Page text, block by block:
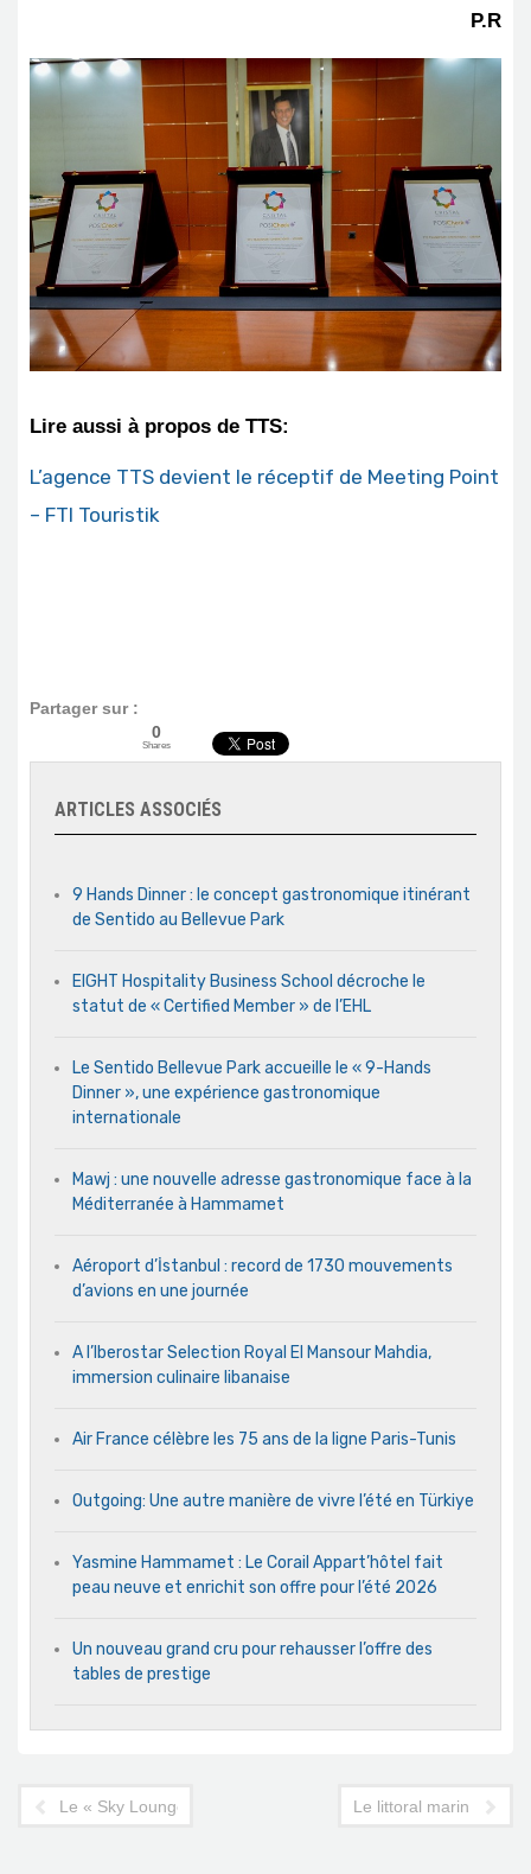
P.R
Lire aussi à propos de TTS:
L’agence TTS devient le réceptif de Meeting Point
– FTI Touristik
Partager sur :
0
Shares
ARTICLES ASSOCIÉS
9 Hands Dinner : le concept gastronomique itinérant
de Sentido au Bellevue Park
EIGHT Hospitality Business School décroche le
statut de « Certified Member » de l’EHL
Le Sentido Bellevue Park accueille le « 9-Hands
Dinner », une expérience gastronomique
internationale
Mawj : une nouvelle adresse gastronomique face à la
Méditerranée à Hammamet
Aéroport d’İstanbul : record de 1730 mouvements
d’avions en une journée
A l’Iberostar Selection Royal El Mansour Mahdia,
immersion culinaire libanaise
Air France célèbre les 75 ans de la ligne Paris-Tunis
Outgoing: Une autre manière de vivre l’été en Türkiye
Yasmine Hammamet : Le Corail Appart’hôtel fait
peau neuve et enrichit son offre pour l’été 2026
Un nouveau grand cru pour rehausser l’offre des
tables de prestige
Le « Sky Lounge », Roof Top du Novotel Tunis, de nouveau
Le littoral marin de la